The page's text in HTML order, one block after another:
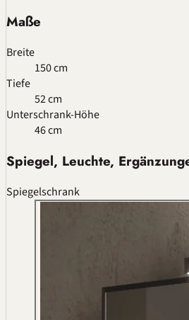
Maße
Breite
150 cm
Tiefe
52 cm
Unterschrank-Höhe
46 cm
Spiegel, Leuchte,
Spiegelschrank